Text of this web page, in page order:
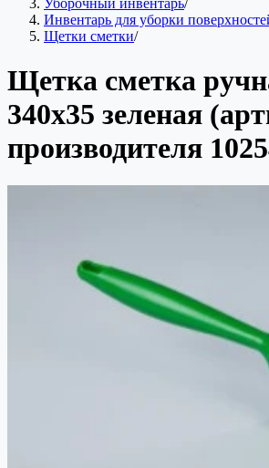
Уборочный инвентарь/
Инвентарь для уборки
Щетки сметки/
Щетка сметка
340х35 зеленая
производителя